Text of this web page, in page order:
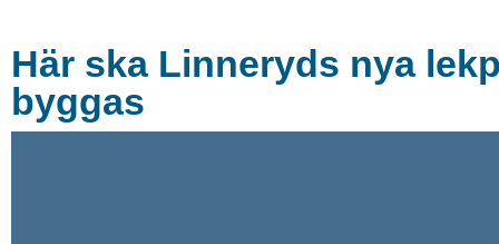
Här ska Linneryds nya
byggas